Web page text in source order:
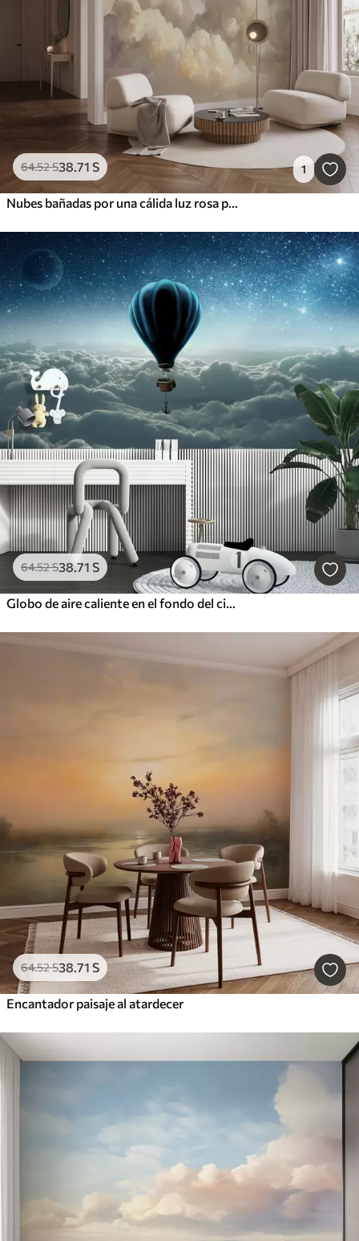
64.52S38.71 S 1
Nubes bañadas por una cálida luz rosa pastel
64.52S38.71 S
Globo de aire caliente en el fondo del cielo nocturno
64.52S38.71 S
Encantador paisaje al atardecer